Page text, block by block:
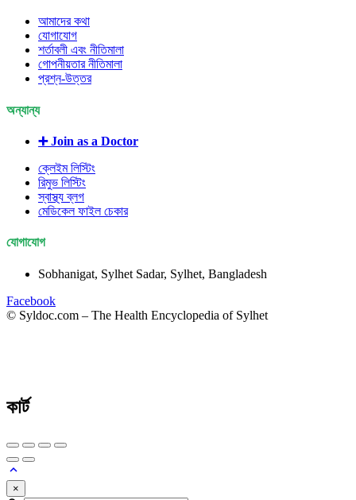
আমাদের কথা
যোগাযোগ
শর্তাবলী এবং নীতিমালা
গোপনীয়তার নীতিমালা
প্রশ্ন-উত্তর
অন্যান্য
➕ Join as a Doctor
ক্লেইম লিস্টিং
রিমুভ লিস্টিং
স্বাস্থ্য ব্লগ
মেডিকেল ফাইল চেকার
যোগাযোগ
Sobhanigat, Sylhet Sadar, Sylhet, Bangladesh
Facebook
© Syldoc.com – The Health Encyclopedia of Sylhet
কার্ট
×